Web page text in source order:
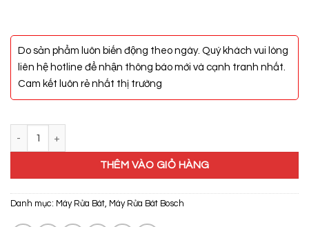
Do sản phẩm luôn biến động theo ngày. Quý khách vui lòng
liên hệ hotline để nhận thông báo mới và cạnh tranh nhất.
Cam kết luôn rẻ nhất thị trường
THÊM VÀO GIỎ HÀNG
Danh mục: Máy Rửa Bát, Máy Rửa Bát Bosch